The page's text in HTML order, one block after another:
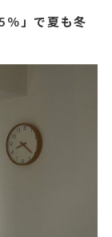
％」で夏も冬